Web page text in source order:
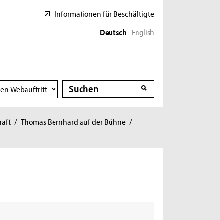
Informationen für Beschäftigte
Deutsch English
Suche
Suche
/ Thomas Bernhard auf der Bühne /